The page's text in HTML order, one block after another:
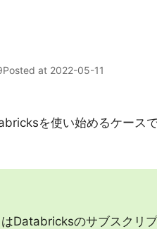
Posted at 2022-05-11
を使い始めるケース
Databricksのサブスクリ